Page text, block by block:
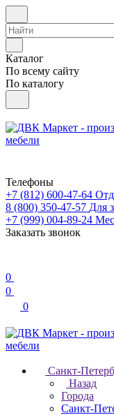
Каталог
По всему сайту
По каталогу
Телефоны
+7 (812) 600-47-64
8 (800) 350-47-57 Для
+7 (999) 004-89-24
Заказать звонок
0
0
0
Санкт-
Назад
Города
Санкт-